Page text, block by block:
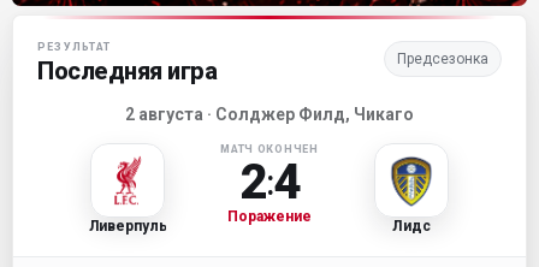
Матч-центр «Ливерпуля»
РЕЗУЛЬТАТ
Последняя игра Предсезонка
2 августа · Солджер Филд, Чикаго
Ливерпуль
МАТЧ ОКОНЧЕН
2:4
Поражение
Лидс